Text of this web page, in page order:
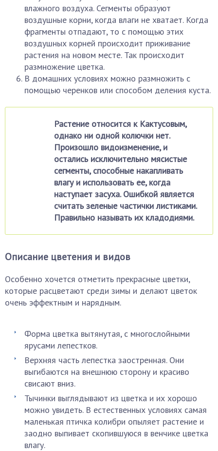
влажного воздуха. Сегменты образуют
воздушные корни, когда влаги не хватает. Когда
фрагменты отпадают, то с помощью этих
воздушных корней происходит приживание
растения на новом месте. Так происходит
размножение цветка.
В домашних условиях можно размножить с
помощью черенков или способом деления куста.
Растение относится к Кактусовым,
однако ни одной колючки нет.
Произошло видоизменение, и
остались исключительно мясистые
сегменты, способные накапливать
влагу и использовать ее, когда
наступает засуха. Ошибкой является
считать зеленые частички листиками.
Правильно называть их кладодиями.
Описание цветения и видов
Особенно хочется отметить прекрасные цветки,
которые расцветают среди зимы и делают цветок
очень эффектным и нарядным.
Форма цветка вытянутая, с многослойными
ярусами лепестков.
Верхняя часть лепестка заостренная. Они
выгибаются на внешнюю сторону и красиво
свисают вниз.
Тычинки выглядывают из цветка и их хорошо
можно увидеть. В естественных условиях самая
маленькая птичка колибри опыляет растение и
заодно выпивает скопившуюся в венчике цветка
влагу.